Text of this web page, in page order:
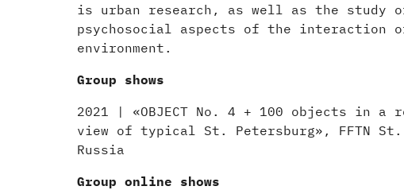
is urban research, as well as the study
psychosocial aspects of the interaction
environment.
Group shows
2021 | «OBJECT No. 4 + 100 objects in a
view of typical St. Petersburg», FFTN St.
Russia
Group online shows